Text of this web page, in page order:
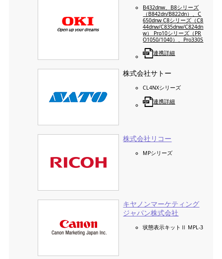
B432dnw、B8シリーズ
（B842dn/B822dn）、C
650dnw C8シリーズ（C8
44dnw/C835dnw/C824dn
w） Pro10シリーズ（PR
O1050/1040）、Pro330S
連携詳細
株式会社サトー
CL4NXシリーズ
連携詳細
株式会社リコー
MPシリーズ
キヤノンマーケティング
ジャパン株式会社
状態表示キットⅡ MPL-3